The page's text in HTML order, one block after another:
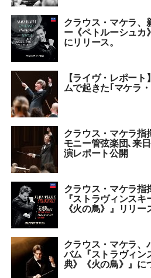
クラウス・マケラ、
ー《ペトルーシュ
にリリース。
【ライヴ・レポー
ムで起きた｢マケラ
クラウス・マケラ指
モニー管弦楽団､来
演レポート公開
クラウス・マケラ
『ストラヴィンス
《火の鳥》』リリー
クラウス・マケラ
バム『ストラヴィン
典》《火の鳥》』に